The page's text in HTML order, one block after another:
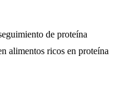
de proteína
alimentos ricos en proteína